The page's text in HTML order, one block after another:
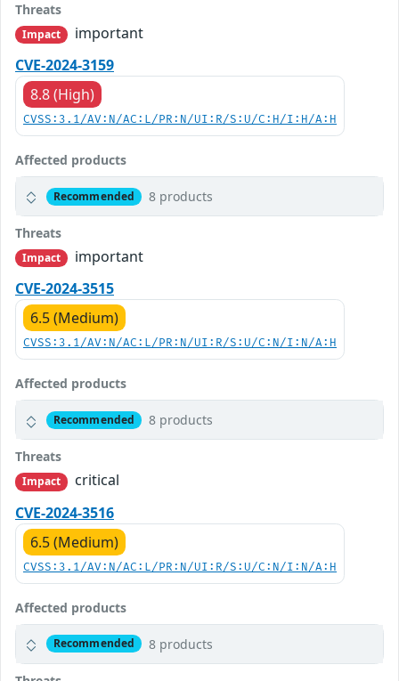
Threats
Impact
important
CVE-2024-3159
8.8 (High)
CVSS:3.1/AV:N/AC:L/PR:N/UI:R/S:U/C:H/I:H/A:H
Affected products
Recommended 8 products
Threats
Impact
important
CVE-2024-3515
6.5 (Medium)
CVSS:3.1/AV:N/AC:L/PR:N/UI:R/S:U/C:N/I:N/A:H
Affected products
Recommended 8 products
Threats
Impact
critical
CVE-2024-3516
6.5 (Medium)
CVSS:3.1/AV:N/AC:L/PR:N/UI:R/S:U/C:N/I:N/A:H
Affected products
Recommended 8 products